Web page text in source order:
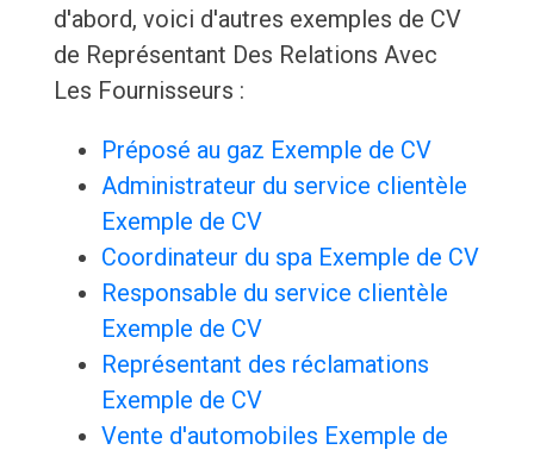
d'abord, voici d'autres exemples de CV
de Représentant Des Relations Avec
Les Fournisseurs :
Préposé au gaz Exemple de CV
Administrateur du service clientèle
Exemple de CV
Coordinateur du spa Exemple de CV
Responsable du service clientèle
Exemple de CV
Représentant des réclamations
Exemple de CV
Vente d'automobiles Exemple de